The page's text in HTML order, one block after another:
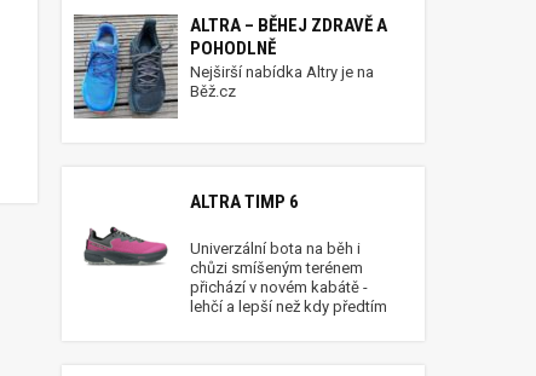
ALTRA – BĚHEJ ZDRAVĚ A
POHODLNĚ
Nejširší nabídka Altry je na
Běž.cz
ALTRA TIMP 6
Univerzální bota na běh i
chůzi smíšeným terénem
přichází v novém kabátě -
lehčí a lepší než kdy předtím